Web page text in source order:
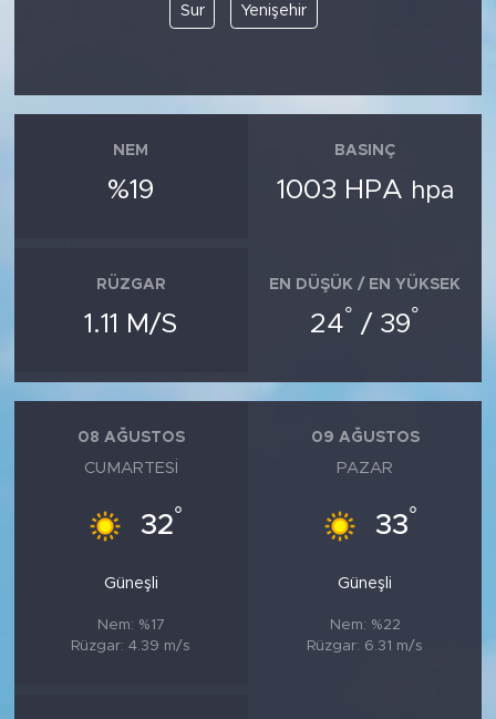
Sur Yenişehir
NEM
%19
BASINÇ
1003 HPA hpa
RÜZGAR
1.11 M/S
EN DÜŞÜK / EN YÜKSEK
24° / 39°
08 AĞUSTOS
CUMARTESI
32°
Güneşli
Nem: %17
Rüzgar: 4.39 m/s
09 AĞUSTOS
PAZAR
33°
Güneşli
Nem: %22
Rüzgar: 6.31 m/s